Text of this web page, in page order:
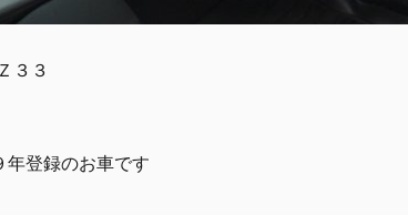
３３
年登録のお車です